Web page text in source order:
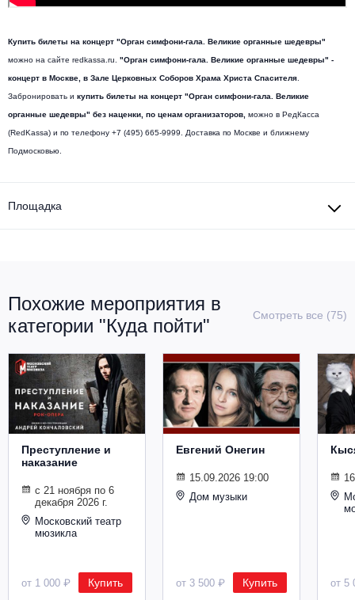
Купить билеты на концерт "Орган симфони-гала. Великие органные шедевры"
можно на сайте redkassa.ru. "Орган симфони-гала. Великие органные шедевры" -
концерт в Москве, в Зале Церковных Соборов Храма Христа Спасителя
Забронировать и купить билеты на концерт "Орган симфони-гала. Великие
органные шедевры" без наценки, по ценам организаторов, можно в РедКасса
(RedKassa) и по телефону +7 (495) 665-9999. Доставка по Москве и ближнему
Подмосковью.
Площадка
Похожие мероприятия в
категории "Куда пойти"
Смотреть все (75)
Преступление и
наказание
с 21 ноября по 6
декабря 2026 г.
Московский театр
мюзикла
от 1 000 ₽ Купить
Евгений Онегин
15.09.2026 19:00
Дом музыки
от 3 500 ₽ Купить от 5